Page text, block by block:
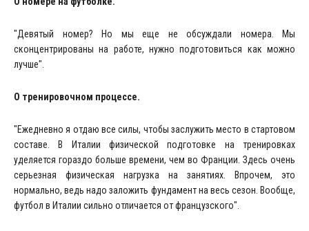
"Девятый номер? Но мы еще не обсуждали номера. Мы
сконцентрированы на работе, нужно подготовиться как можно
лучше".
О тренировочном процессе.
"Ежедневно я отдаю все силы, чтобы заслужить место в стартовом
составе. В Италии физической подготовке на тренировках
уделяется гораздо больше времени, чем во Франции. Здесь очень
серьезная физическая нагрузка на занятиях. Впрочем, это
нормально, ведь надо заложить фундамент на весь сезон. Вообще,
футбол в Италии сильно отличается от французского".